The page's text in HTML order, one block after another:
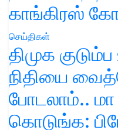
காங்கிரஸ்
செய்திகள்
திமுக
நிதியை
போடலாம்.. மா
கொடுங்க: